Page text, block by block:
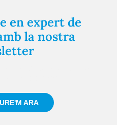
en expert de
la nostra
ARA